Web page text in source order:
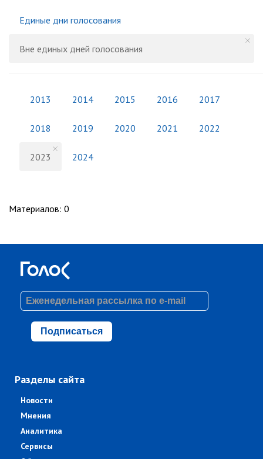
Единые дни голосования
Вне единых дней голосования
2013 2014 2015 2016 2017
2018 2019 2020 2021 2022
2023 2024
Материалов: 0
Подписаться
Разделы сайта
Новости
Мнения
Аналитика
Сервисы